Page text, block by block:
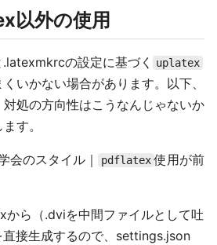
以外の使用
の設定に基づく uplatex
いかない場合があります。以下、
処の方向性はこうなんじゃないか
す。
会のスタイル｜ pdflatex 使用が前
から（.dviを中間ファイルとして吐
直接生成するので、settings.json